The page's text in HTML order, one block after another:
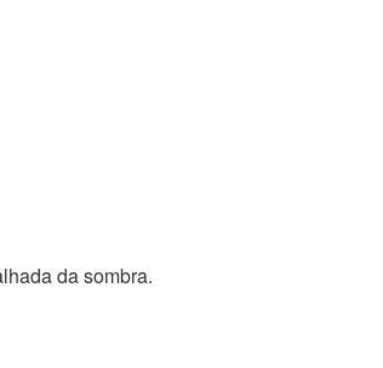
da sombra.